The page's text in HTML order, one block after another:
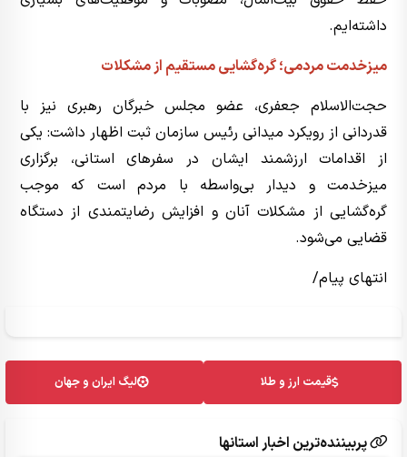
داشته‌ایم.
میزخدمت مردمی؛ گره‌گشایی مستقیم از مشکلات
حجت‌الاسلام جعفری، عضو مجلس خبرگان رهبری نیز با
قدردانی از رویکرد میدانی رئیس سازمان ثبت اظهار داشت: یکی
از اقدامات ارزشمند ایشان در سفر‌های استانی، برگزاری
میزخدمت و دیدار بی‌واسطه با مردم است که موجب
گره‌گشایی از مشکلات آنان و افزایش رضایتمندی از دستگاه
قضایی می‌شود.
انتهای پیام/
قیمت ارز و طلا لیگ ایران و جهان
پربیننده‌ترین اخبار استانها